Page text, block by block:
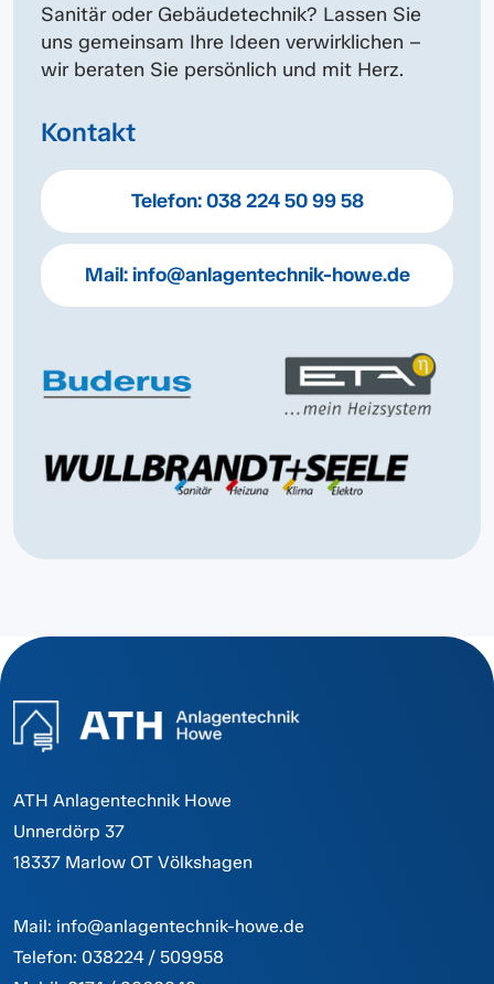
Sanitär oder Gebäudetechnik? Lassen Sie
uns gemeinsam Ihre Ideen verwirklichen –
wir beraten Sie persönlich und mit Herz.
Kontakt
Telefon:038 224 50 99 58
Mail:info@anlagentechnik-howe.de
ATH Anlagentechnik Howe
Unnerdörp 37
18337 Marlow OT Völkshagen
Mail: info@anlagentechnik-howe.de
Telefon: 038224 / 509958